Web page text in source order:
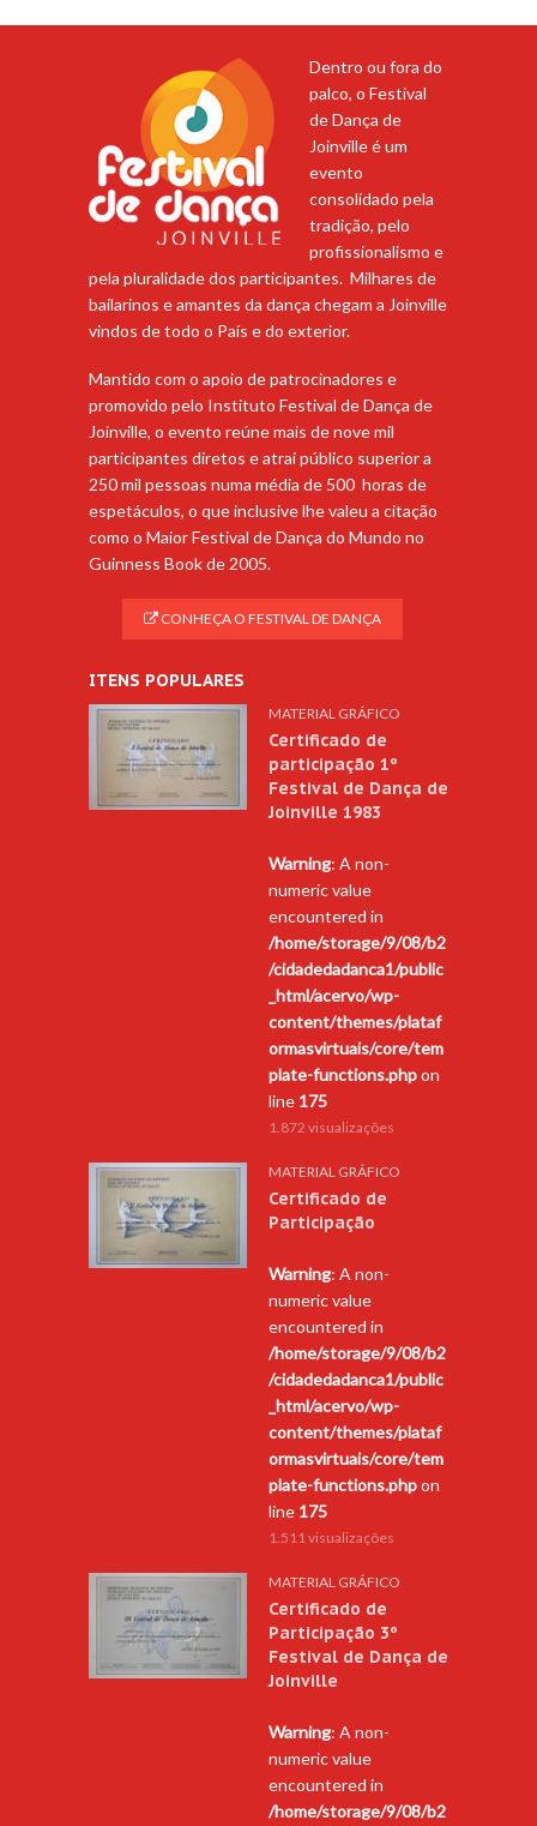
Dentro ou fora do
palco, o Festival
de Dança de
Joinville é um
evento
consolidado pela
tradição, pelo
profissionalismo e
pela pluralidade dos participantes. Milhares de
bailarinos e amantes da dança chegam a Joinville
vindos de todo o País e do exterior.
Mantido com o apoio de patrocinadores e
promovido pelo Instituto Festival de Dança de
Joinville, o evento reúne mais de nove mil
participantes diretos e atrai público superior a
250 mil pessoas numa média de 500 horas de
espetáculos, o que inclusive lhe valeu a citação
como o Maior Festival de Dança do Mundo no
Guinness Book de 2005.
CONHEÇA O FESTIVAL DE DANÇA
ITENS POPULARES
MATERIAL GRÁFICO
Certificado de
participação 1º
Festival de Dança de
Joinville 1983
Warning: A non-
numeric value
encountered in
/home/storage/9/08/b2
/cidadedadanca1/public
_html/acervo/wp-
content/themes/plataf
ormasvirtuais/core/tem
plate-functions.phpon
line 175
1.872 visualizações
MATERIAL GRÁFICO
Certificado de
Participação
Warning: A non-
numeric value
encountered in
/home/storage/9/08/b2
/cidadedadanca1/public
_html/acervo/wp-
content/themes/plataf
ormasvirtuais/core/tem
plate-functions.phpon
line 175
1.511 visualizações
MATERIAL GRÁFICO
Certificado de
Participação 3º
Festival de Dança de
Joinville
Warning: A non-
numeric value
encountered in
/home/storage/9/08/b2